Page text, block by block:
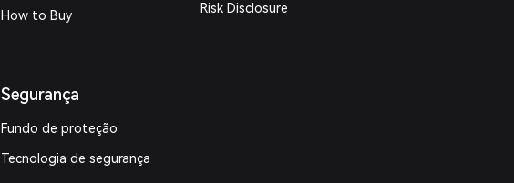
How to Buy
Segurança
Fundo de proteção
Tecnologia de segurança
Risk Disclosure